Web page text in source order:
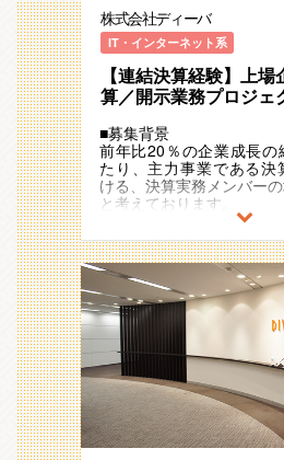
も有する同社。市場ではト
4割のシェア）のシステム
ので、基盤が安定しており
ただける環境です。
〇チーム型の業務で属人化
1つのプロジェクトは、3
ームとなっています。
経験者でなければ対応で
きた連結決算領域ですが
を1つの環境に集約させ、
に取り組んできました。
体が未経験であっても、
仕組みを実現しており、
徐々に広げていくことが
慣れていただく中で、シ
活用し、業務改善や効率化
務にも関与いただければ
※業務は、基本的に同社オ
務になります。
きる：将来、安定を目指す
に”専門性”を身に着けたい
す。
経理職としてわかりやす
プとしての”専門性”とい
社側の連結決算実務”はス
少性が非常に高く
（上場企業4000社程度の
責任者が担うスキル）順
うだけでは、時間を要す
ャンスがないことが稀で
当社は未経験でご入社いた
ぐ上場企業の単体・連結
ため、若手のタイミング
経理スキルを身に着けら
す。
例）当社入社で3年程度経
年収100～200万UPで転職
方もいらっしゃいます。
〇未経験でも安心して就業
ら連結業務に携わること
向け。
ご自身で勉強を継続する
すが、当社はチームで業務
◇連結決算業務（一例）
・連結精算表作成
・開示資料(有価証券報告
作成
・業務改善提案（Excel等
◇単体決算業務（一例）
・上場子会社を中心とし
・海外子会社決算
・業務改善提案（Excel等
ジメントのスキルを伸ば
す。
・連結会計：担当業務を
しません。大手企業の連結
務の一連を経験すること
・ＩＴ：国内市場シェア
る、自社連結会計システム
ができます。
・コンサルティング：連
った知見を活かして、ク
る会計課題に対し提言で
す。
株式会社ディーバ
IT・インターネット系
【連結決算経験】上
算／開示業務プロジェ
スキルアップ／知識を
／市場トップシェア
■募集背景
前年比20％の企業成長の
たり、主力事業である決
ける、決算実務メンバー
と考えております。
■業務要約
大手上場会社の連結決算
子会社の単体決算業務を
す。
■業務内容
上場企業（上場子会社）
ェクトのPL（プロジェ
補）として下記業務をご
す。
※繰り返し業務改善も行
化や生産性向上の役割(シ
っていただきます。